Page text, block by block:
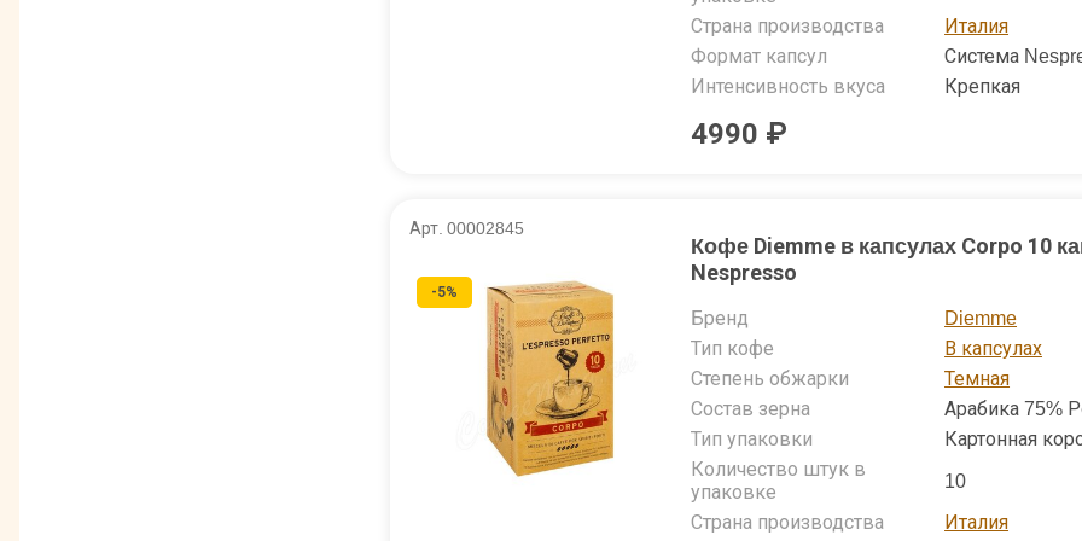
Страна производства
Италия
Формат капсул
Система
Интенсивность вкуса
Крепкая
4990 ₽
Арт. 00002845
-5%
Кофе Diemme в капсулах Corpo 10
Nespresso
Бренд
Diemme
Тип кофе
В капсулах
Степень обжарки
Темная
Состав зерна
Арабика 75%
Тип упаковки
Картонная
Количество штук в
упаковке
10
Страна производства
Италия